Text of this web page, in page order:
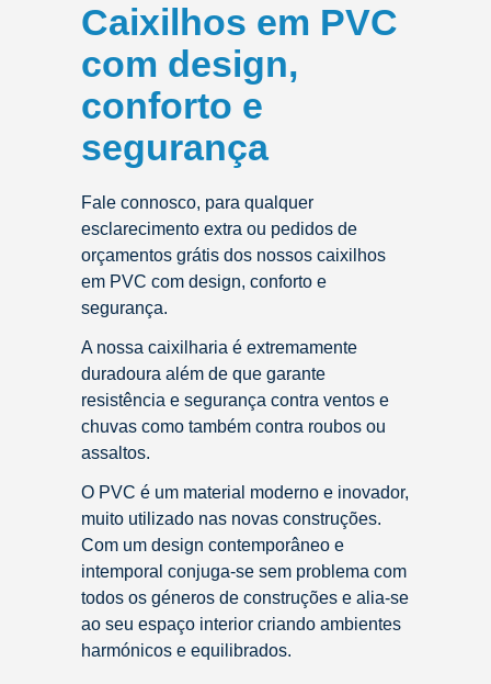
Caixilhos em PVC
com design,
conforto e
segurança
Fale connosco, para qualquer
esclarecimento extra ou pedidos de
orçamentos grátis dos nossos caixilhos
em PVC com design, conforto e
segurança.
A nossa caixilharia é extremamente
duradoura além de que garante
resistência e segurança contra ventos e
chuvas como também contra roubos ou
assaltos.
O PVC é um material moderno e inovador,
muito utilizado nas novas construções.
Com um design contemporâneo e
intemporal conjuga-se sem problema com
todos os géneros de construções e alia-se
ao seu espaço interior criando ambientes
harmónicos e equilibrados.